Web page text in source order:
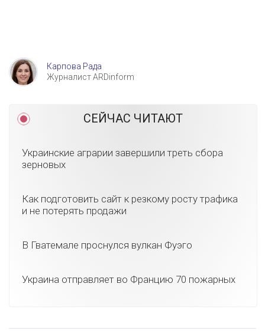
Карпова Рада
Журналист ARDinform
СЕЙЧАС ЧИТАЮТ
Украинские аграрии завершили треть сбора
зерновых
Как подготовить сайт к резкому росту трафика
и не потерять продажи
В Гватемале проснулся вулкан Фуэго
Украина отправляет во Францию 70 пожарных